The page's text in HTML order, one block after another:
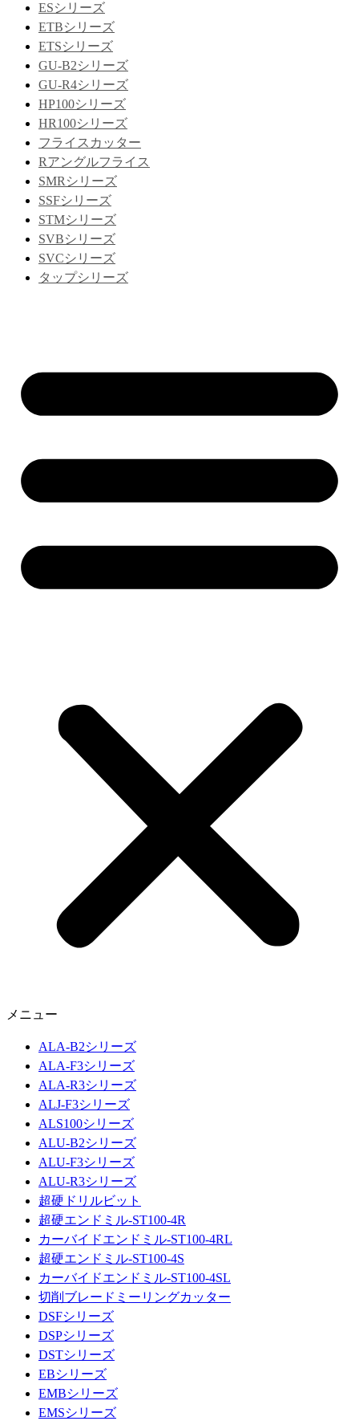
ESシリーズ
ETBシリーズ
ETSシリーズ
GU-B2シリーズ
GU-R4シリーズ
HP100シリーズ
HR100シリーズ
フライスカッター
Rアングルフライス
SMRシリーズ
SSFシリーズ
STMシリーズ
SVBシリーズ
SVCシリーズ
タップシリーズ
メニュー
ALA-B2シリーズ
ALA-F3シリーズ
ALA-R3シリーズ
ALJ-F3シリーズ
ALS100シリーズ
ALU-B2シリーズ
ALU-F3シリーズ
ALU-R3シリーズ
超硬ドリルビット
超硬エンドミル-ST100-4R
カーバイドエンドミル-ST100-4RL
超硬エンドミル-ST100-4S
カーバイドエンドミル-ST100-4SL
切削ブレードミーリングカッター
DSFシリーズ
DSPシリーズ
DSTシリーズ
EBシリーズ
EMBシリーズ
EMSシリーズ